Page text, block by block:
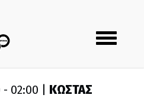
Toggle
navigation
- 02:00 | ΚΩΣΤΑΣ